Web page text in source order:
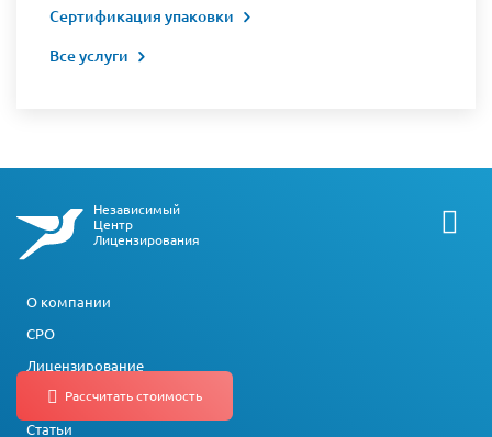
Сертификация упаковки
Все услуги
Независимый
Центр
Лицензирования
О компании
СРО
Лицензирование
Сертификация
Статьи